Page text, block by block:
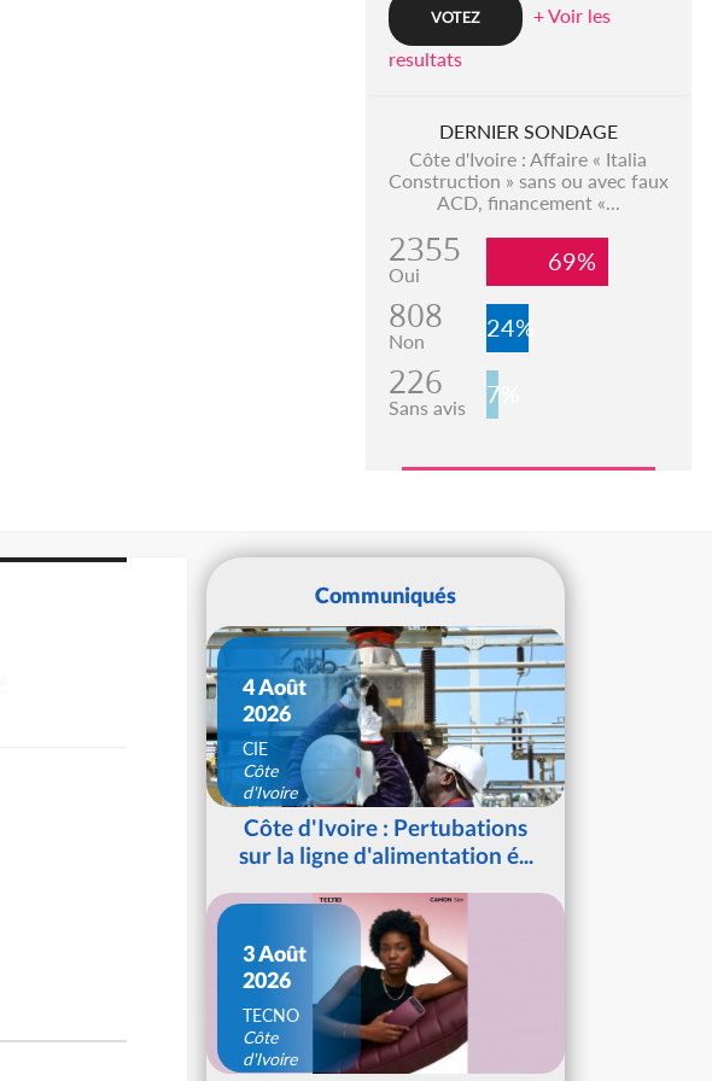
+ Voir les
resultats
DERNIER SONDAGE
Côte d'Ivoire : Affaire « Italia
Construction » sans ou avec faux
ACD, financement «...
2355
Oui 69%
808
Non 24%
226
Sans avis 7%
Communiqués
4 Août
2026
CIE
Côte
d'Ivoire
Côte d'Ivoire : Pertubations
sur la ligne d'alimentation é...
3 Août
2026
TECNO
Côte
d'Ivoire